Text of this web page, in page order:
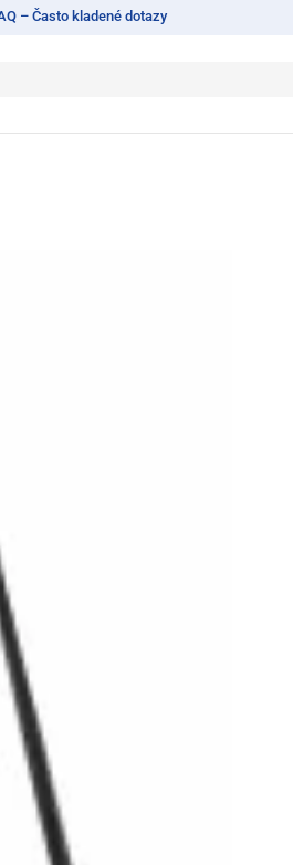
– Často kladené dotazy